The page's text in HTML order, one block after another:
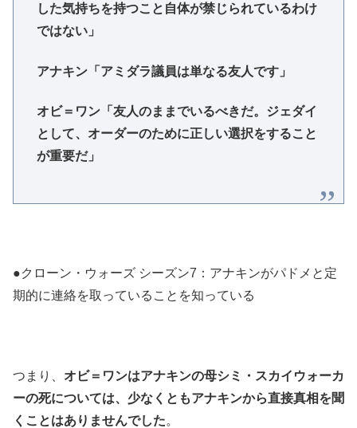
した気持ちを持つこと自体が禁じられているわけ
ではない」
アナキン「アミダラ議員は単なる友人です」
オビ＝ワン「友人のままでいるべきだ。ジェダイ
として、オーダーのために正しい選択をすること
が重要だ」
●クローン・ウォーズ シーズン7：アナキンがパドメと定
期的に連絡を取っていることを知っている
つまり、 オビ＝ワンはアナキンの母シミ・スカイウォーカ
ーの死については、少なくともアナキンから直接真相を聞
くことはありませんでした。